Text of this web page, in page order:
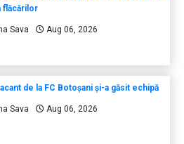
flăcărilor
Sava Aug 06, 2026
de la FC Botoșani și-a găsit echipă
Sava Aug 06, 2026